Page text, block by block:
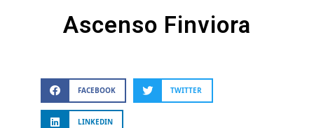
Ascenso Finviora
FACEBOOK TWITTER
LINKEDIN